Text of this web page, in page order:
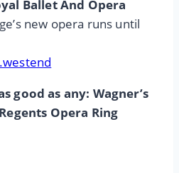
Ballet And Opera
new opera runs until
good as any: Wagner’s
Opera Ring